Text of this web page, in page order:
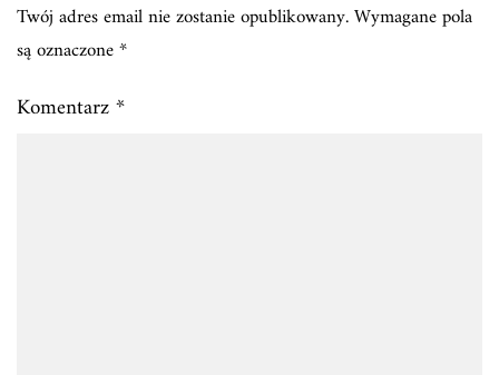
Twój adres email nie zostanie opublikowany.Wymagane pola
są oznaczone*
Komentarz*